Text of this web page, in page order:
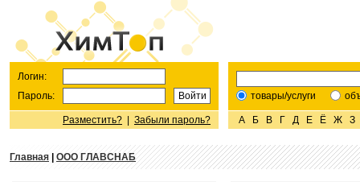
Логин:
Пароль:
Разместить? Забыли пароль?
товары/услуги
А Б В Г Д Е Ё Ж З
Главная ООО ГЛАВСНАБ